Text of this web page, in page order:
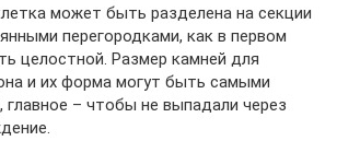
может быть разделена на секции
перегородками, как в первом
целостной. Размер камней для
и их форма могут быть самыми
– чтобы не выпадали через